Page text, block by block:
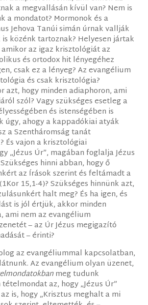
a megvallásán kívül van? Nem is
a mondatot? Mormonok és a
Jehova Tanúi simán úrnak vallják
is közénk tartoznak? Helyesen jártak
az igaz krisztológiát az
és ortodox hit lényegéhez
csak ez a lényeg? Az evangélium
és csak krisztológia?
azt, hogy minden adiaphoron, ami
szól? Vagy szükséges esetleg a
és istenségében is
úgy, ahogy a kappadókiai atyák
a Szentháromság tanát
És vajon a krisztológiai
„Jézus Úr”, magában foglalja Jézus
hinni abban, hogy ő
az Írások szerint és feltámadt a
15,1-4)? Szükséges hinnünk azt,
halt meg? És ha igen, és
is jól értjük, akkor minden
ami nem az evangélium
– az Úr Jézus megigazító
– érinti?
az evangéliummal kapcsolatban,
Az evangélium olyan üzenet,
meg tudunk
az, hogy „Jézus Úr”
is, hogy „Krisztus meghalt a mi